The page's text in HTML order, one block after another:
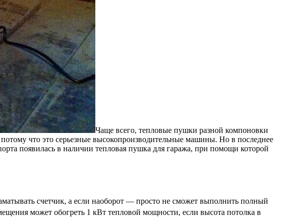
Чаще всего, тепловые пушки разной компоновки
что это серьезные высокопроизводительные машины. Но в последнее
появилась в наличии тепловая пушка для гаража, при помощи которой
счетчик, а если наоборот — просто не сможет выполнить полный
может обогреть 1 кВт тепловой мощности, если высота потолка в